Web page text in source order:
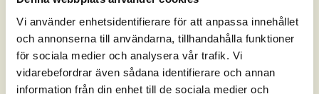
Vi använder enhetsidentifierare för att anpassa innehållet
och annonserna till användarna, tillhandahålla funktioner
för sociala medier och analysera vår trafik. Vi
vidarebefordrar även sådana identifierare och annan
information från din enhet till de sociala medier och
Gröna Vajern Serie 120-124-134
Dessa fasadfästen kompletteras med ett tillbehör för att
sprida fasadgrönskan.